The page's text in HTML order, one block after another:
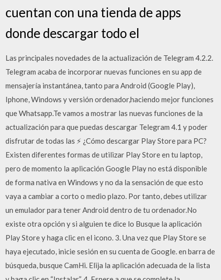
cuentan con una tienda de apps
donde descargar todo el
Las principales novedades de la actualización de Telegram 4.2.2.
Telegram acaba de incorporar nuevas funciones en su app de
mensajería instantánea, tanto para Android (Google Play),
Iphone, Windows y versión ordenador,haciendo mejor funciones
que Whatsapp.Te vamos a mostrar las nuevas funciones de la
actualización para que puedas descargar Telegram 4.1 y poder
disfrutar de todas las ⚡ ¿Cómo descargar Play Store para PC?
Existen diferentes formas de utilizar Play Store en tu laptop,
pero de momento la aplicación Google Play no está disponible
de forma nativa en Windows y no da la sensación de que esto
vaya a cambiar a corto o medio plazo. Por tanto, debes utilizar
un emulador para tener Android dentro de tu ordenador.No
existe otra opción y si alguien te dice lo Busque la aplicación
Play Store y haga clic en el icono. 3. Una vez que Play Store se
haya ejecutado, inicie sesión en su cuenta de Google. en barra de
búsqueda, busque CamHi. Elija la aplicación adecuada de la lista